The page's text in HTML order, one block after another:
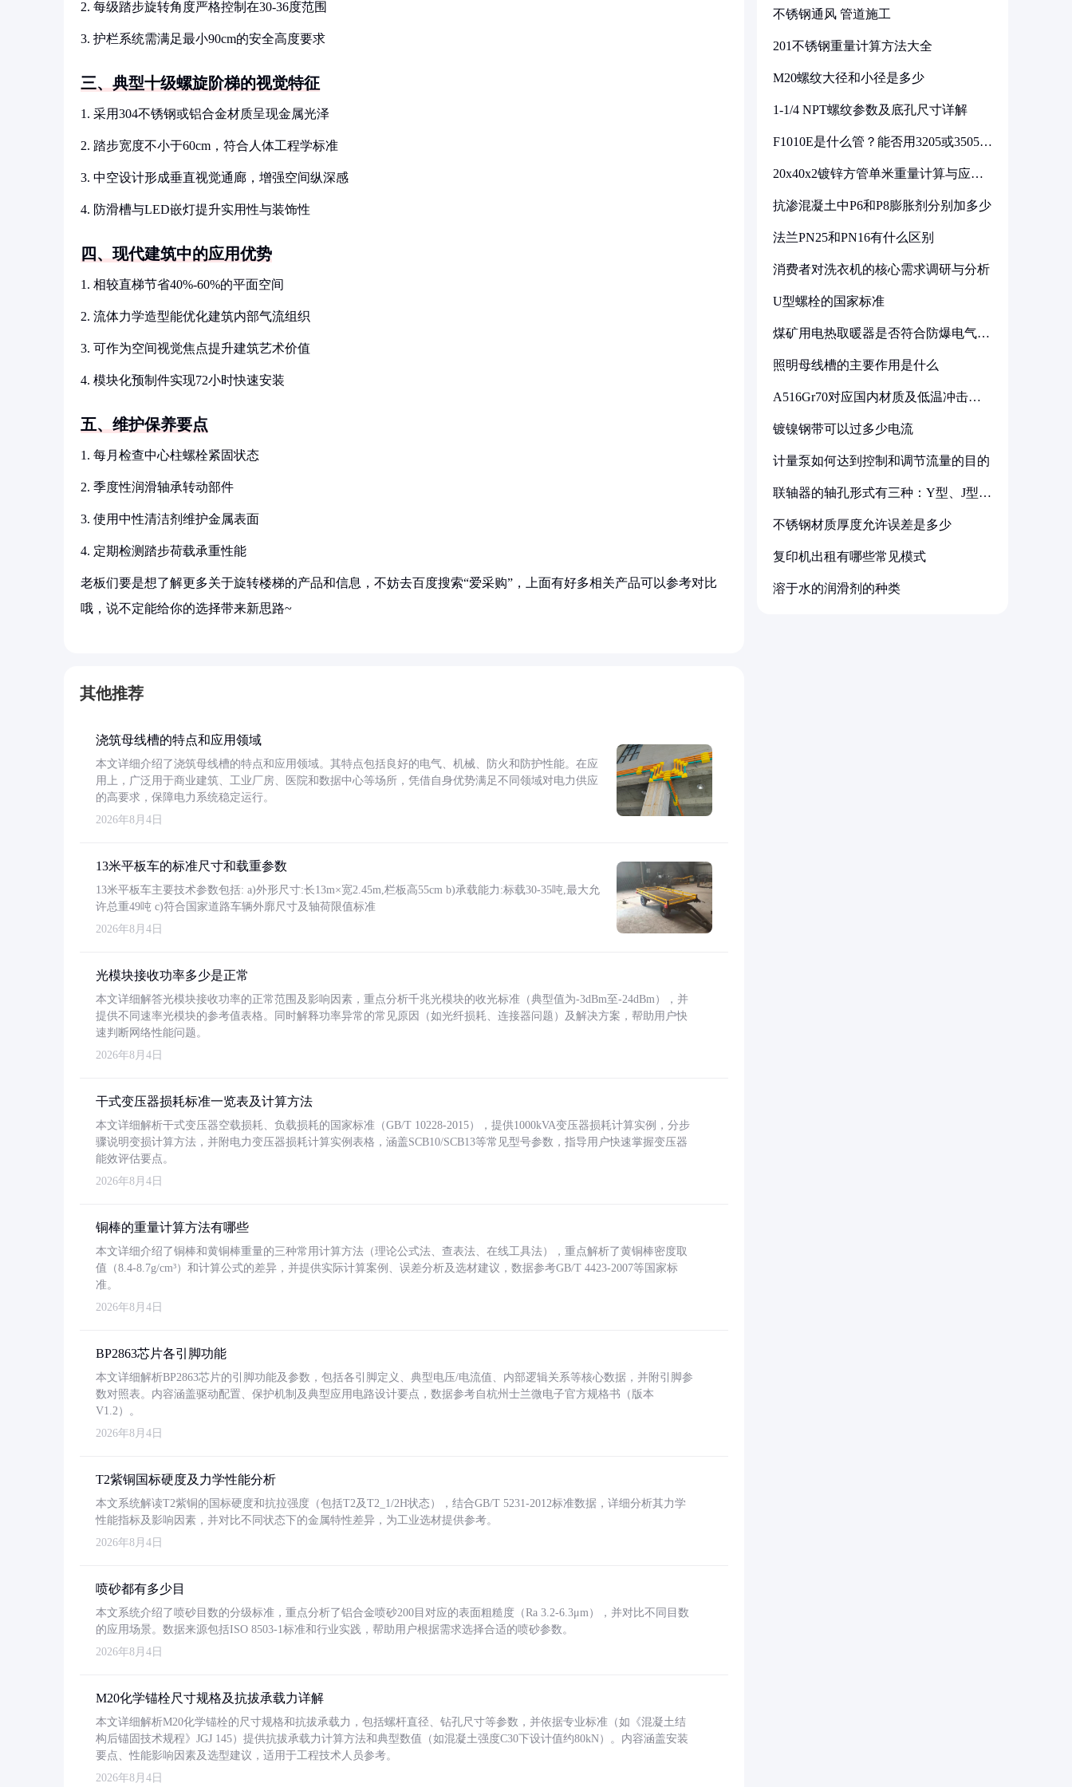
2. 每级踏步旋转角度严格控制在30-36度范围
3. 护栏系统需满足最小90cm的安全高度要求
三、典型十级螺旋阶梯的视觉特征
1. 采用304不锈钢或铝合金材质呈现金属光泽
2. 踏步宽度不小于60cm，符合人体工程学标准
3. 中空设计形成垂直视觉通廊，增强空间纵深感
4. 防滑槽与LED嵌灯提升实用性与装饰性
四、现代建筑中的应用优势
1. 相较直梯节省40%-60%的平面空间
2. 流体力学造型能优化建筑内部气流组织
3. 可作为空间视觉焦点提升建筑艺术价值
4. 模块化预制件实现72小时快速安装
五、维护保养要点
1. 每月检查中心柱螺栓紧固状态
2. 季度性润滑轴承转动部件
3. 使用中性清洁剂维护金属表面
4. 定期检测踏步荷载承重性能
老板们要是想了解更多关于旋转楼梯的产品和信息，不妨去百度搜索“爱采购”，上面有好多相关产品可以参考对比
哦，说不定能给你的选择带来新思路~
其他推荐
浇筑母线槽的特点和应用领域
本文详细介绍了浇筑母线槽的特点和应用领域。其特点包括良好的电气、机械、防火和防护性能。在应
用上，广泛用于商业建筑、工业厂房、医院和数据中心等场所，凭借自身优势满足不同领域对电力供应
的高要求，保障电力系统稳定运行。
2026年8月4日
13米平板车的标准尺寸和载重参数
13米平板车主要技术参数包括: a)外形尺寸:长13m×宽2.45m,栏板高55cm b)承载能力:标载30-35吨,最大允
许总重49吨 c)符合国家道路车辆外廓尺寸及轴荷限值标准
2026年8月4日
光模块接收功率多少是正常
本文详细解答光模块接收功率的正常范围及影响因素，重点分析千兆光模块的收光标准（典型值为-3dBm至-24dBm），并
提供不同速率光模块的参考值表格。同时解释功率异常的常见原因（如光纤损耗、连接器问题）及解决方案，帮助用户快
速判断网络性能问题。
2026年8月4日
干式变压器损耗标准一览表及计算方法
本文详细解析干式变压器空载损耗、负载损耗的国家标准（GB/T 10228-2015），提供1000kVA变压器损耗计算实例，分步
骤说明变损计算方法，并附电力变压器损耗计算实例表格，涵盖SCB10/SCB13等常见型号参数，指导用户快速掌握变压器
能效评估要点。
2026年8月4日
铜棒的重量计算方法有哪些
本文详细介绍了铜棒和黄铜棒重量的三种常用计算方法（理论公式法、查表法、在线工具法），重点解析了黄铜棒密度取
值（8.4-8.7g/cm³）和计算公式的差异，并提供实际计算案例、误差分析及选材建议，数据参考GB/T 4423-2007等国家标
准。
2026年8月4日
BP2863芯片各引脚功能
本文详细解析BP2863芯片的引脚功能及参数，包括各引脚定义、典型电压/电流值、内部逻辑关系等核心数据，并附引脚参
数对照表。内容涵盖驱动配置、保护机制及典型应用电路设计要点，数据参考自杭州士兰微电子官方规格书（版本
V1.2）。
2026年8月4日
T2紫铜国标硬度及力学性能分析
本文系统解读T2紫铜的国标硬度和抗拉强度（包括T2及T2_1/2H状态），结合GB/T 5231-2012标准数据，详细分析其力学
性能指标及影响因素，并对比不同状态下的金属特性差异，为工业选材提供参考。
2026年8月4日
喷砂都有多少目
本文系统介绍了喷砂目数的分级标准，重点分析了铝合金喷砂200目对应的表面粗糙度（Ra 3.2-6.3μm），并对比不同目数
的应用场景。数据来源包括ISO 8503-1标准和行业实践，帮助用户根据需求选择合适的喷砂参数。
2026年8月4日
M20化学锚栓尺寸规格及抗拔承载力详解
本文详细解析M20化学锚栓的尺寸规格和抗拔承载力，包括螺杆直径、钻孔尺寸等参数，并依据专业标准（如《混凝土结
构后锚固技术规程》JGJ 145）提供抗拔承载力计算方法和典型数值（如混凝土强度C30下设计值约80kN）。内容涵盖安装
要点、性能影响因素及选型建议，适用于工程技术人员参考。
2026年8月4日
不锈钢通风 管道施工
201不锈钢重量计算方法大全
M20螺纹大径和小径是多少
1-1/4 NPT螺纹参数及底孔尺寸详解
F1010E是什么管？能否用3205或3505代
20x40x2镀锌方管单米重量计算与应用
抗渗混凝土中P6和P8膨胀剂分别加多少
法兰PN25和PN16有什么区别
消费者对洗衣机的核心需求调研与分析
U型螺栓的国家标准
煤矿用电热取暖器是否符合防爆电气设
照明母线槽的主要作用是什么
A516Gr70对应国内材质及低温冲击要
镀镍钢带可以过多少电流
计量泵如何达到控制和调节流量的目的
联轴器的轴孔形式有三种：Y型、J型、
不锈钢材质厚度允许误差是多少
复印机出租有哪些常见模式
溶于水的润滑剂的种类